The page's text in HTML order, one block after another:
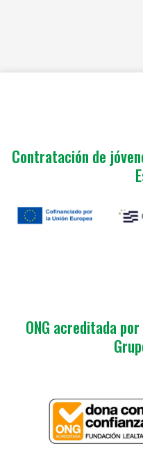
Contratación de
ONG acreditada